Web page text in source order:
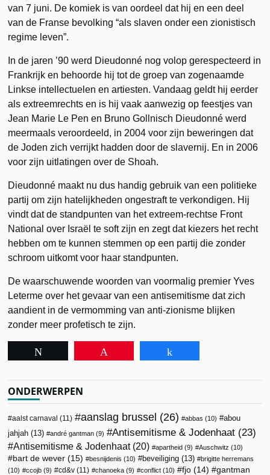
van 7 juni. De komiek is van oordeel dat hij en een deel
van de Franse bevolking “als slaven onder een zionistisch
regime leven”.
In de jaren ’90 werd Dieudonné nog volop gerespecteerd in
Frankrijk en behoorde hij tot de groep van zogenaamde
Linkse intellectuelen en artiesten. Vandaag geldt hij eerder
als extreemrechts en is hij vaak aanwezig op feestjes van
Jean Marie Le Pen en Bruno Gollnisch Dieudonné werd
meermaals veroordeeld, in 2004 voor zijn beweringen dat
de Joden zich verrijkt hadden door de slavernij. En in 2006
voor zijn uitlatingen over de Shoah.
Dieudonné maakt nu dus handig gebruik van een politieke
partij om zijn hatelijkheden ongestraft te verkondigen. Hij
vindt dat de standpunten van het extreem-rechtse Front
National over Israël te soft zijn en zegt dat kiezers het recht
hebben om te kunnen stemmen op een partij die zonder
schroom uitkomt voor haar standpunten.
De waarschuwende woorden van voormalig premier Yves
Leterme over het gevaar van een antisemitisme dat zich
aandient in de vermomming van anti-zionisme blijken
zonder meer profetisch te zijn.
ONDERWERPEN
aalst carnaval (11) aanslag brussel (26) abbas (10)
abou
jahjah (13) andré gantman (9) Antisemitisme & Jodenhaat (23)
Antisemitisme & Jodenhaat(20) apartheid (9) Auschwitz (10)
bart de wever (15) besnijdenis (10) beveiliging (13)
brigitte herremans
(10)
ccojb (9) cd&v (11) chanoeka (9) conflict (10) fjo (14) gantman